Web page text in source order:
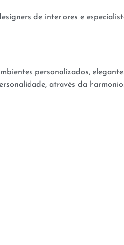
de interiores e
personalizados,
através da